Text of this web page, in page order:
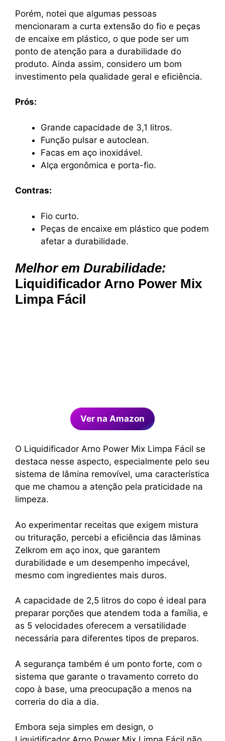
Porém, notei que algumas pessoas
mencionaram a curta extensão do fio e peças
de encaixe em plástico, o que pode ser um
ponto de atenção para a durabilidade do
produto. Ainda assim, considero um bom
investimento pela qualidade geral e eficiência.
Prós:
Grande capacidade de 3,1 litros.
Função pulsar e autoclean.
Facas em aço inoxidável.
Alça ergonômica e porta-fio.
Contras:
Fio curto.
Peças de encaixe em plástico que podem
afetar a durabilidade.
Melhor em Durabilidade:
Liquidificador Arno Power Mix
Limpa Fácil
Ver na Amazon
O Liquidificador Arno Power Mix Limpa Fácil se
destaca nesse aspecto, especialmente pelo seu
sistema de lâmina removível, uma característica
que me chamou a atenção pela praticidade na
limpeza.
Ao experimentar receitas que exigem mistura
ou trituração, percebi a eficiência das lâminas
Zelkrom em aço inox, que garantem
durabilidade e um desempenho impecável,
mesmo com ingredientes mais duros.
A capacidade de 2,5 litros do copo é ideal para
preparar porções que atendem toda a família, e
as 5 velocidades oferecem a versatilidade
necessária para diferentes tipos de preparos.
A segurança também é um ponto forte, com o
sistema que garante o travamento correto do
copo à base, uma preocupação a menos na
correria do dia a dia.
Embora seja simples em design, o